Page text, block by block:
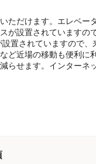
ただけます。エレベー
が設置されていますの
置されていますので、
ど近場の移動も便利に
らせます。インターネ